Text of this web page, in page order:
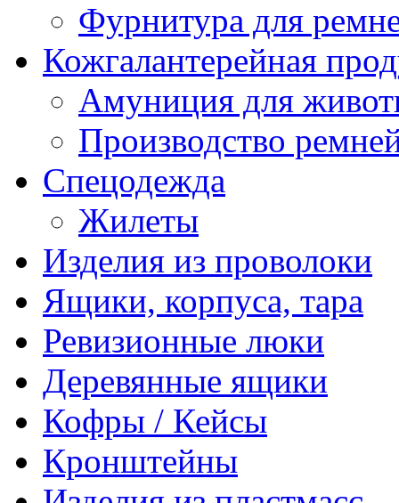
Фурнитура для
Кожгалантерейная
Амуниция для
Производство
Спецодежда
Жилеты
Изделия из проволоки
Ящики, корпуса, тара
Ревизионные люки
Деревянные ящики
Кофры / Кейсы
Кронштейны